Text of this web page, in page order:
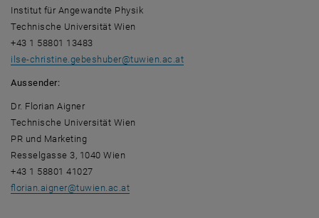
Institut für Angewandte Physik
Technische Universität Wien
+43 1 58801 13483
ilse-christine.gebeshuber@tuwien.ac.at
Aussender:
Dr. Florian Aigner
Technische Universität Wien
PR und Marketing
Resselgasse 3, 1040 Wien
+43 1 58801 41027
florian.aigner@tuwien.ac.at